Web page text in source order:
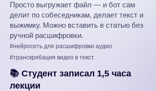
Просто выгружает файл — и бот сам
делит по собеседникам, делает текст и
выжимку. Можно вставить в статью без
ручной расшифровки.
#нейросеть для расшифровки аудио
#транскрибация видео в текст.
📚 Студент записал 1,5 часа
лекции